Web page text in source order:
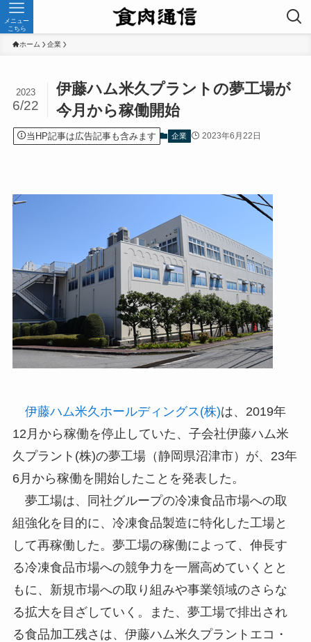
メニュー
こちら
ホーム 企業
伊藤ハム米久プラントの夢工場が
今月から稼働開始
2023
6/22
当HP記事は広告記事も含みます 企業 2023年6月22日
伊藤ハム米久ホールディングス(株)は、2019年
12月から稼働を停止していた、子会社伊藤ハム米
久プラント(株)の夢工場（静岡県沼津市）が、23年
6月から稼働を開始したことを発表した。
夢工場は、同社グループの冷凍食品市場への取
組強化を目的に、冷凍食品製造に特化した工場と
して再稼働した。夢工場の稼働によって、伸長す
る冷凍食品市場への競争力を一層高めていくとと
もに、新規市場への取り組みや事業領域のさらな
る拡大を目ざしていく。また、夢工場で排出され
る食品加工残さは、伊藤ハム米久プラントエコ・